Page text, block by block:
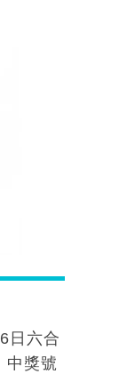
日六合
中獎號